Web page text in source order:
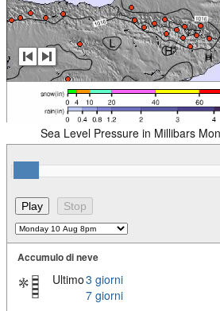
Sea Level Pressure in Millibars
Accumulo di neve
Ultimo3 giorni
7 giorni